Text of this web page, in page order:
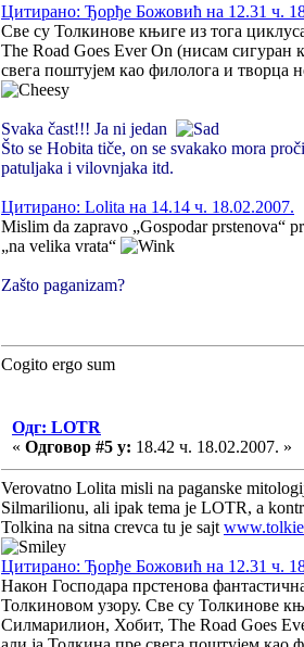
Цитирано: Ђорђе Божовић на 12.31 ч.
Све су Толкинове књиге из тога
The Road Goes Ever On (нисам сигуран
свега поштујем као филолога и творца
Svaka čast!!! Ja ni jedan
Što se Hobita tiče, on se svakako mora
patuljaka i vilovnjaka itd.
Цитирано: Lolita на 14.14 ч. 18.02.2007.
Mislim da zapravo „Gospodar prstenova“
„na velika vrata“
Zašto paganizam?
Cogito ergo sum
Одг: LOTR
« Одговор #5 у: 18.42 ч. 18.02.2007. »
Verovatno Lolita misli na paganske
Silmarilionu, ali ipak tema je LOTR, a
Tolkina na sitna crevca tu je sajt
Цитирано: Ђорђе Божовић на 12.31 ч.
Након Господара прстенова
Толкиновом узору. Све су Толкинове
Силмарилион, Хобит, The Road Goes